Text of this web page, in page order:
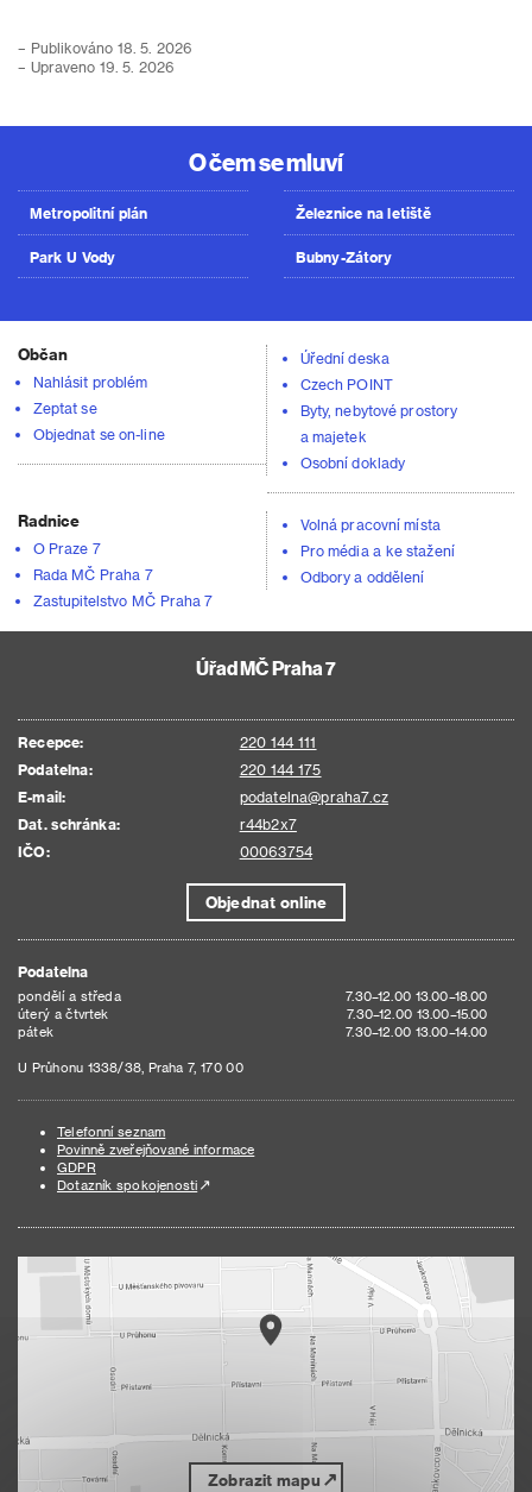
– Publikováno 18. 5. 2026
– Upraveno 19. 5. 2026
O čem se mluví
Metropolitní plán
Park U Vody
Železnice na letiště
Bubny-Zátory
Občan
Nahlásit problém
Zeptat se
Objednat se on-line
Úřední deska
Czech POINT
Byty, nebytové prostory
a majetek
Osobní doklady
Radnice
O Praze 7
Rada MČ Praha 7
Zastupitelstvo MČ Praha 7
Volná pracovní místa
Pro média a ke stažení
Odbory a oddělení
Úřad MČ Praha 7
Recepce:
220 144 111
Podatelna:
220 144 175
E-mail:
podatelna@praha7.cz
Dat. schránka:
r44b2x7
IČO:
00063754
Objednat online
Podatelna
pondělí a středa
7.30–12.00 13.00–18.00
úterý a čtvrtek
7.30–12.00 13.00–15.00
pátek
7.30–12.00 13.00–14.00
U Průhonu 1338/38, Praha 7, 170 00
Telefonní seznam
Povinně zveřejňované informace
GDPR
Dotazník spokojenosti
Zobrazit mapu